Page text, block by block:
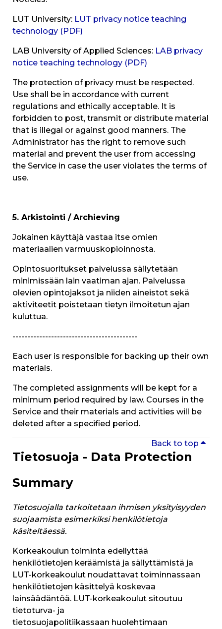
LUT University: LUT privacy notice teaching
technology (PDF)
LAB University of Applied Sciences: LAB privacy
notice teaching technology (PDF)
The protection of privacy must be respected.
Use shall be in accordance with current
regulations and ethically acceptable. It is
forbidden to post, transmit or distribute material
that is illegal or against good manners. The
Administrator has the right to remove such
material and prevent the user from accessing
the Service in case the user violates the terms of
use.
5. Arkistointi / Archieving
Jokainen käyttäjä vastaa itse omien
materiaalien varmuuskopioinnosta.
Opintosuoritukset palvelussa säilytetään
minimissään lain vaatiman ajan. Palvelussa
olevien opintojaksot ja niiden aineistot sekä
aktiviteetit poistetaan tietyn ilmoitetun ajan
kuluttua.
------------------------------------------
Each user is responsible for backing up their own
materials.
The completed assignments will be kept for a
minimum period required by law. Courses in the
Service and their materials and activities will be
deleted after a specified period.
Back to top
Tietosuoja - Data Protection
Summary
Tietosuojalla tarkoitetaan ihmisen yksityisyyden
suojaamista esimerkiksi henkilötietoja
käsiteltäessä.
Korkeakoulun toiminta edellyttää
henkilötietojen keräämistä ja säilyttämistä ja
LUT-korkeakoulut noudattavat toiminnassaan
henkilötietojen käsittelyä koskevaa
lainsäädäntöä. LUT-korkeakoulut sitoutuu
tietoturva- ja
tietosuojapolitiikassaan huolehtimaan